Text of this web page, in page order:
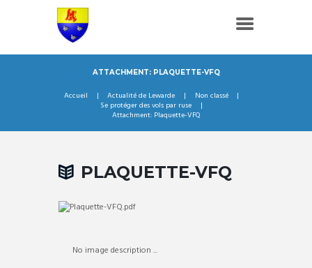
ATTACHMENT: PLAQUETTE-VFQ
Accueil Actualité de Lewarde
Non classé
Se protéger des vols par ruse
Attachment: Plaquette-VFQ
PLAQUETTE-VFQ
No image description ...